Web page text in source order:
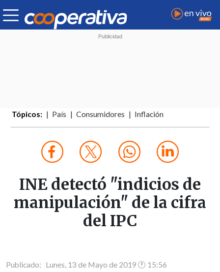
Tópicos: País Consumidores Inflación
INE detectó "indicios de
manipulación" de la cifra
del IPC
Publicado: Lunes, 13 de Mayo de 2019 🕐 15:56